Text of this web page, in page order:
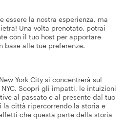
essere la nostra esperienza, ma
Una volta prenotato, potrai
con il tuo host per apportare
base alle tue preferenze.
York City si concentrerà sul
Scopri gli impatti, le intuizioni
al passato e al presente dal tuo
la città ripercorrendo la storia e
che questa parte della storia